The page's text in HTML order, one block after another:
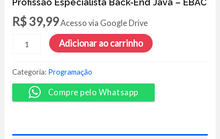
Profissão Especialista Back-End Java – EBAC
R$ 39,99Acesso via Google Drive
Especialista
End
Java
-
EBAC
Adicionar ao carrinho
Categoria: Programação
Compre pelo Whatsapp